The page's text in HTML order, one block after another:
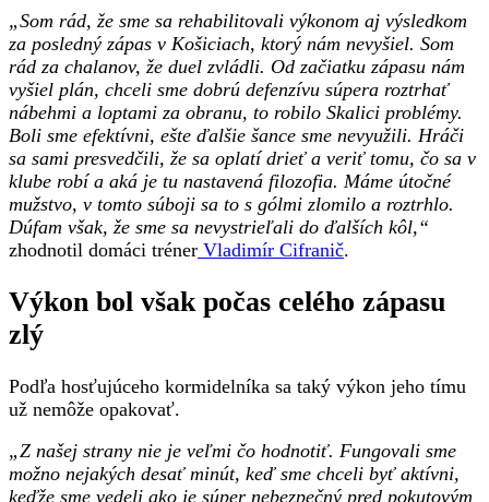
„Som rád, že sme sa rehabilitovali výkonom aj výsledkom
za posledný zápas v Košiciach, ktorý nám nevyšiel. Som
rád za chalanov, že duel zvládli. Od začiatku zápasu nám
vyšiel plán, chceli sme dobrú defenzívu súpera roztrhať
nábehmi a loptami za obranu, to robilo Skalici problémy.
Boli sme efektívni, ešte ďalšie šance sme nevyužili. Hráči
sa sami presvedčili, že sa oplatí drieť a veriť tomu, čo sa v
klube robí a aká je tu nastavená filozofia. Máme útočné
mužstvo, v tomto súboji sa to s gólmi zlomilo a roztrhlo.
Dúfam však, že sme sa nevystrieľali do ďalších kôl,“
zhodnotil domáci tréner Vladimír Cifranič.
Výkon bol však počas celého zápasu
zlý
Podľa hosťujúceho kormidelníka sa taký výkon jeho tímu
už nemôže opakovať.
„Z našej strany nie je veľmi čo hodnotiť. Fungovali sme
možno nejakých desať minút, keď sme chceli byť aktívni,
keďže sme vedeli ako je súper nebezpečný pred pokutovým